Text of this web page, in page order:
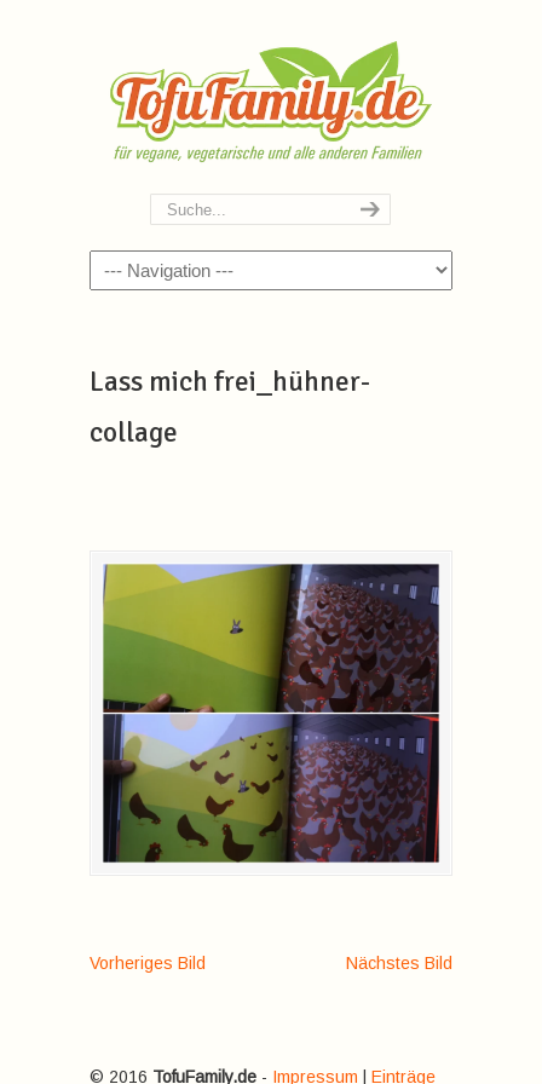
Navigation
Lass mich frei_hühner-
collage
Vorheriges Bild Nächstes Bild
© 2016 TofuFamily.de - Impressum Einträge